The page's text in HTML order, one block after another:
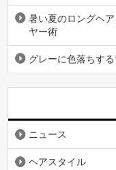
暑い夏のロングヘ
ヤー術
グレーに色落ちす
ニュース
ヘアスタイル